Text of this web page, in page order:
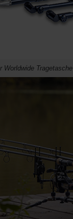
Worldwide Tragetasche